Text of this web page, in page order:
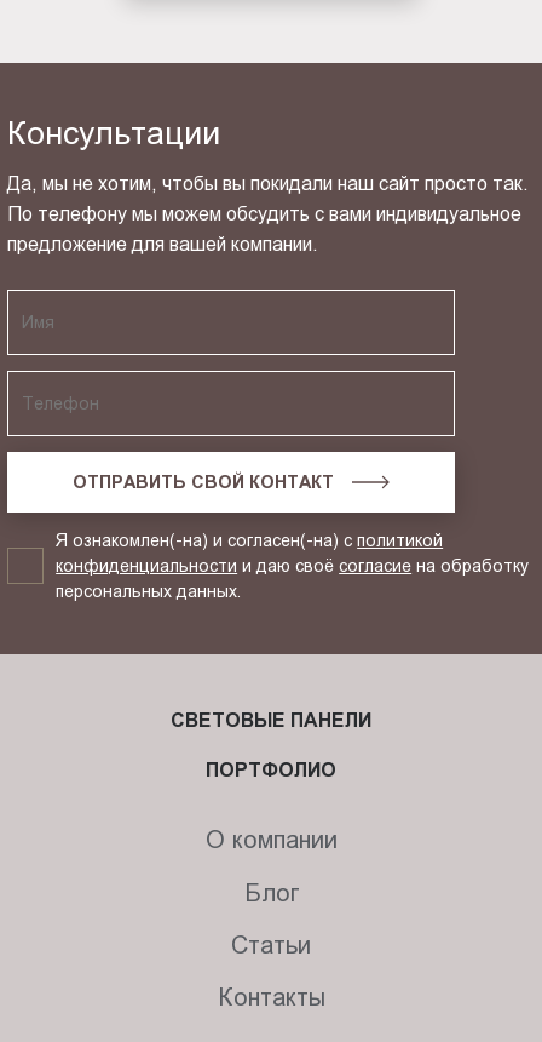
Консультации
Да, мы не хотим, чтобы вы покидали наш сайт просто так.
По телефону мы можем обсудить с вами индивидуальное
предложение для вашей компании.
ОТПРАВИТЬ СВОЙ КОНТАКТ
Я ознакомлен(-на) и согласен(-на) сполитикой
конфиденциальности и даю своёсогласие на обработку
персональных данных.
СВЕТОВЫЕ ПАНЕЛИ
ПОРТФОЛИО
О компании
Блог
Статьи
Контакты